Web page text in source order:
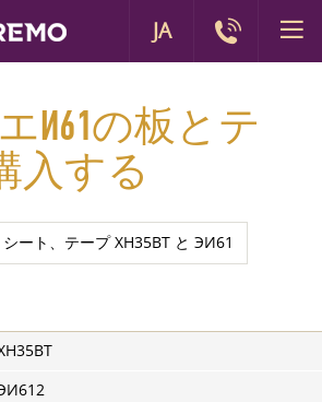
エИ61の板とテ
入する
シート、テープ ХН35ВТ と ЭИ61
JA